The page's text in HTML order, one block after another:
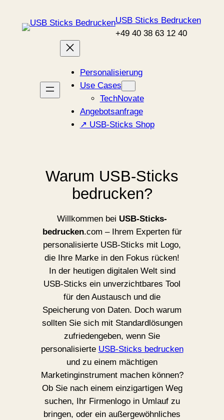
Inhalt
USB Sticks Bedrucken
+49 40 38 63 12 40
Personalisierung
Use Cases
TechNovate
Angebotsanfrage
↗ USB-Sticks Shop
Warum USB-Sticks
bedrucken?
Willkommen bei USB-Sticks-
bedrucken.com – Ihrem Experten für
personalisierte USB-Sticks mit Logo,
die Ihre Marke in den Fokus rücken!
In der heutigen digitalen Welt sind
USB-Sticks ein unverzichtbares Tool
für den Austausch und die
Speicherung von Daten. Doch warum
sollten Sie sich mit Standardlösungen
zufriedengeben, wenn Sie
personalisierte USB-Sticks bedrucken
und zu einem mächtigen
Marketinginstrument machen können?
Ob Sie nach einem einzigartigen Weg
suchen, Ihr Firmenlogo in Umlauf zu
bringen, oder ein außergewöhnliches